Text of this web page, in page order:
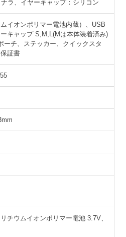
ラ、イヤーキャップ：シリコン
イオンポリマー電池内蔵）、USB
キャップ S,M,L(Mは本体装着済み)
ーチ、ステッカー、クイックスタ
証書
チウムイオンポリマー電池 3.7V、